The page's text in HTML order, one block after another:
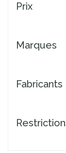
Prix
Marques
Fabricants